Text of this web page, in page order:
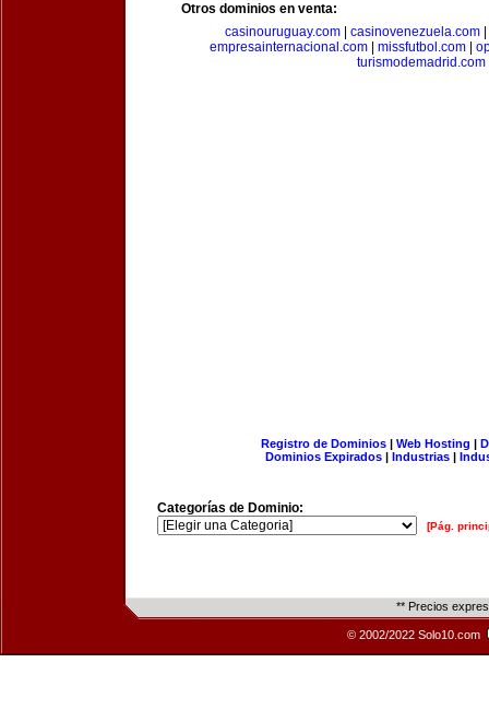
Otros dominios en venta:
casinouruguay.com| casinovenezuela.com|
empresainternacional.com| missfutbol.com|
turismodemadrid.com
Registro de Dominios| Web Hosting |
Dominios Expirados | Industrias |
Categorías de Dominio:
[Pág.
** Precios
© 2002/2022 Solo10.com